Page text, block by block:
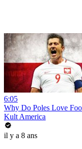
6:05
Why Do Poles Love
Kult America
il y a 8 ans